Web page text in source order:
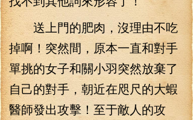
送上門的肥肉，沒理由不吃
掉啊！突然間，原本一直和對手
單挑的女子和關小羽突然放棄了
自己的對手，朝近在咫尺的大蝦
醫師發出攻擊！至于敵人的攻